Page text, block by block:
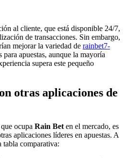
al cliente, que está disponible 24/7,
de transacciones. Sin embargo,
mejorar la variedad de rainbet7-
para apuestas, aunque la mayoría
supera este pequeño
otras aplicaciones de
ocupa Rain Bet en el mercado, es
aplicaciones líderes en apuestas. A
tabla comparativa: